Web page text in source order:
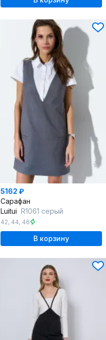
5162 ₽
Сарафан
Luitui R1061 серый
42, 44, 46
В корзину